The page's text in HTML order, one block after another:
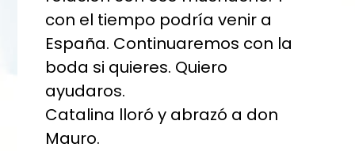
con el tiempo podría venir a
España. Continuaremos con la
boda si quieres. Quiero
ayudaros.
Catalina lloró y abrazó a don
Mauro.